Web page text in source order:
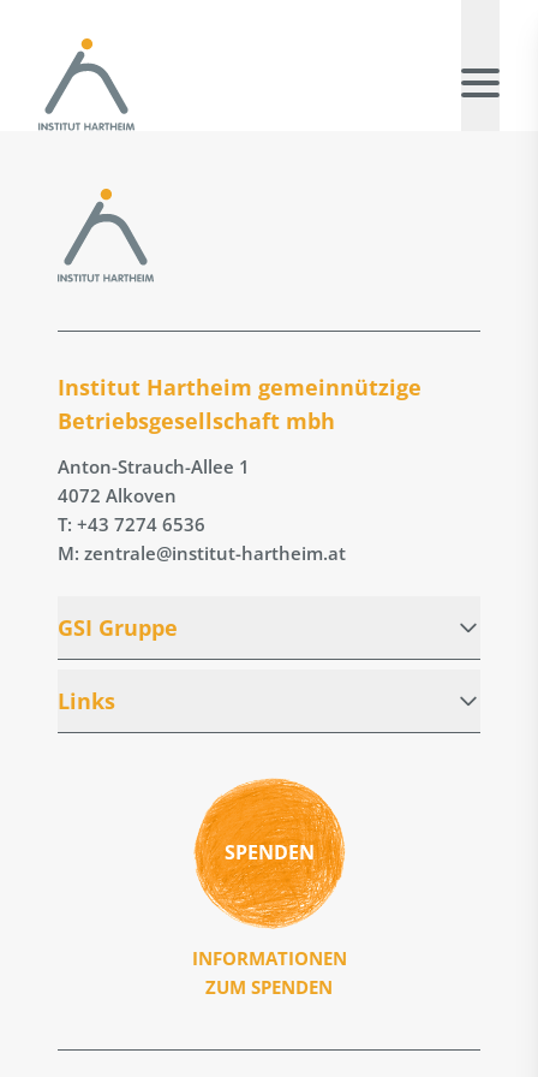
Institut Hartheim gemeinnützige
Betriebs­gesellschaft mbh
Anton-Strauch-Allee 1
4072 Alkoven
T: +43 7274 6536
M: zentrale@institut-hartheim.at
GSI Gruppe
Links
SPENDEN
INFORMATIONEN
ZUM SPENDEN